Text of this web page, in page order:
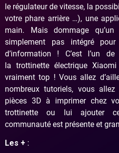
le régulateur de vitesse, la
votre phare arrière …), une
main. Mais dommage
simplement pas intégré
d’information ! C’est l’un
la trottinette électrique
vraiment top ! Vous allez
nombreux tutoriels, vous
pièces 3D à imprimer chez
trottinette ou lui ajouter
communauté est présente et
Les + :